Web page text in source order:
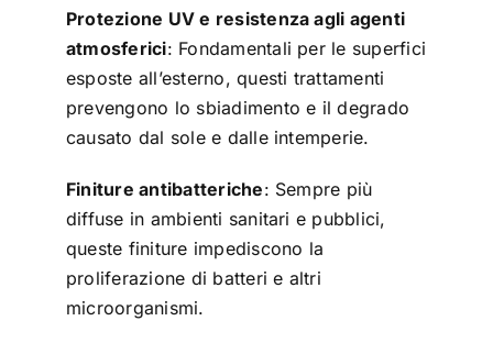
Protezione UV e resistenza agli agenti
atmosferici: Fondamentali per le superfici
esposte all’esterno, questi trattamenti
prevengono lo sbiadimento e il degrado
causato dal sole e dalle intemperie.
Finiture antibatteriche: Sempre più
diffuse in ambienti sanitari e pubblici,
queste finiture impediscono la
proliferazione di batteri e altri
microorganismi.